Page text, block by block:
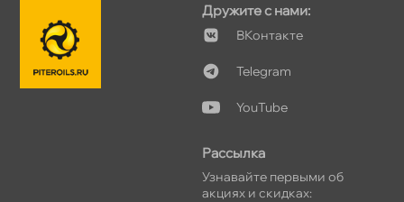
Дружите с нами:
Контакте
Telegram
YouTube
Рассылка
Узнавайте первыми о
акциях и скидках: